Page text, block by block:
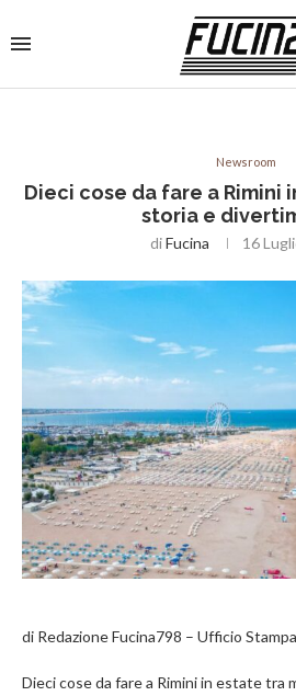
Newsroom
Dieci cose da fare a Rimini
storia e
diFucina 16
di Redazione Fucina798 – Ufficio
Dieci cose da fare a Rimini in estate tra